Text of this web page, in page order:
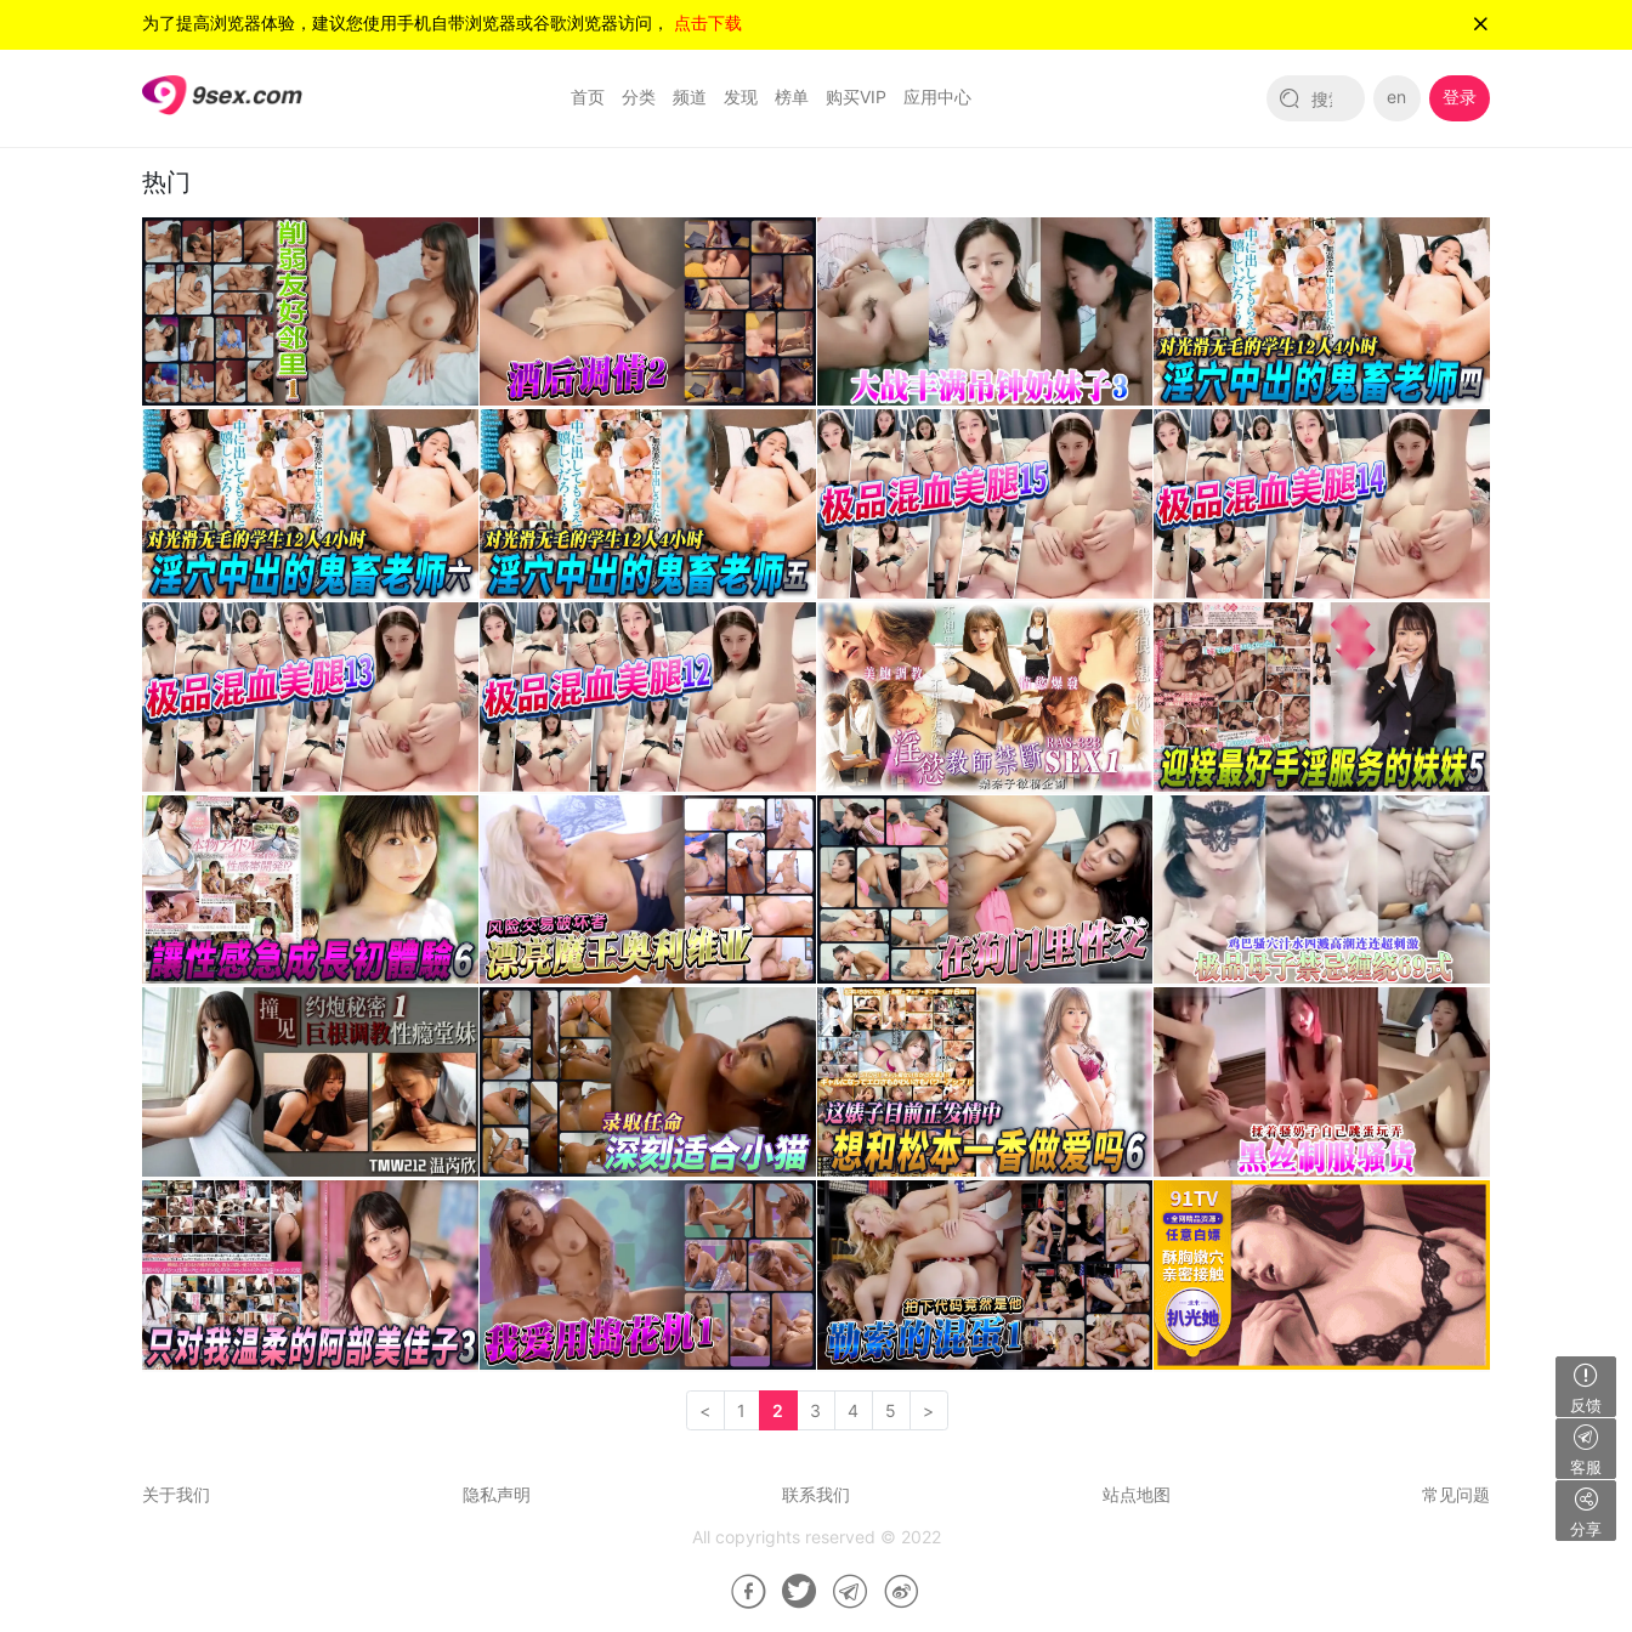
为了提高浏览器体验，建议您使用手机自带浏览器或谷歌浏览器访问， 点击下载
首页 分类 频道 发现 榜单 购买VIP 应用中心 en 登录
热门
< 1 2 3 4 5 > 反馈
客服
分享
关于我们 隐私声明 联系我们 站点地图 常见问题
All copyrights reserved © 2022